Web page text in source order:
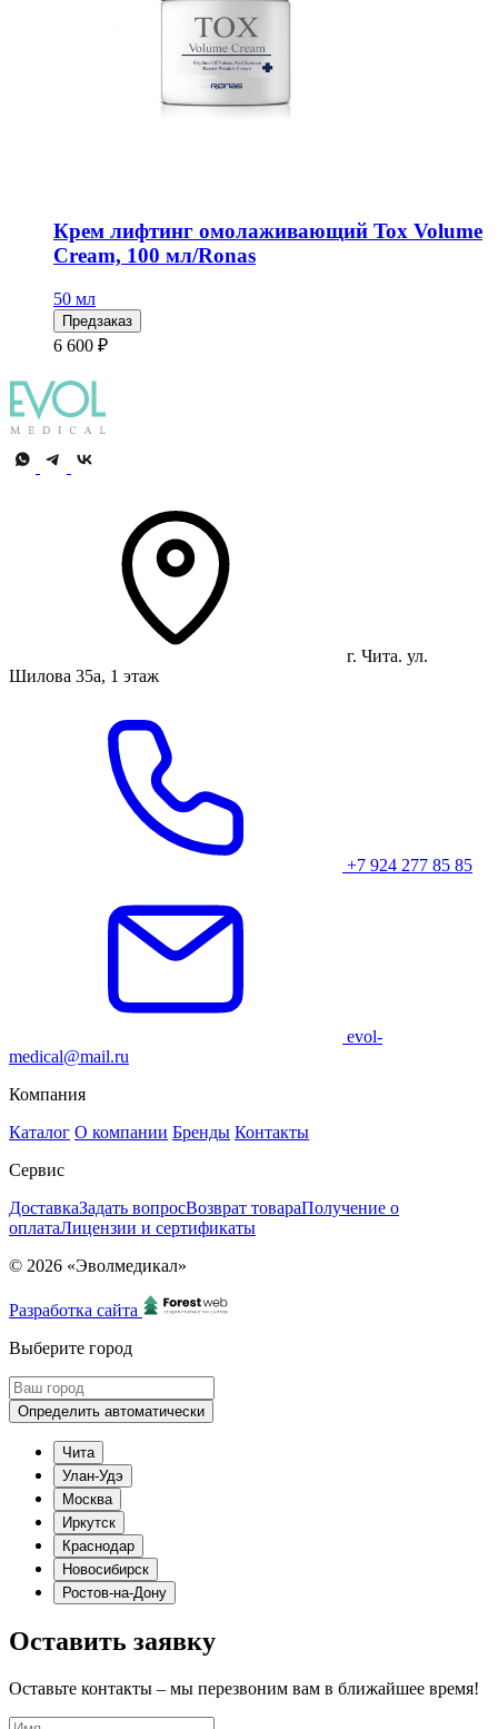
Крем лифтинг омолаживающий Tox Volume
Cream, 100 мл/Ronas
50 мл
Предзаказ
6 600 ₽
г. Чита. ул.
Шилова 35а, 1 этаж
+7 924 277 85 85
evol-
medical@mail.ru
Компания
Каталог О компании Бренды Контакты
Сервис
ДоставкаЗадать вопросВозврат товараПолучение о
оплатаЛицензии и сертификаты
© 2026 «Эволмедикал»
Разработка сайта
Выберите город
Определить автоматически
Чита
Улан-Удэ
Москва
Иркутск
Краснодар
Новосибирск
Ростов-на-Дону
Оставить заявку
Оставьте контакты – мы перезвоним вам в ближайшее время!